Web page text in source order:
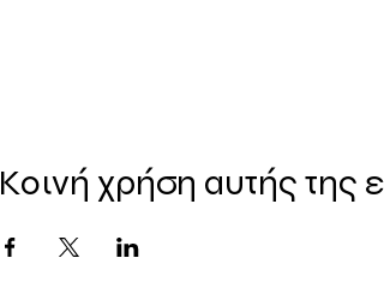
Κοινή χρήση αυτής της